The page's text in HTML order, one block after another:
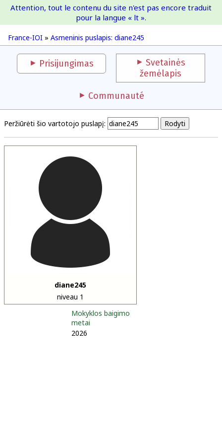
France-IOI
France-IOI » Asmeninis puslapis: diane245
Attention, tout le contenu du site n'est pas encore traduit
pour la langue « lt ».
Prisijungimas
Svetainės
žemėlapis
Communauté
Peržiūrėti šio vartotojo puslapį:
diane245
niveau 1
Mokyklos baigimo
metai
2026